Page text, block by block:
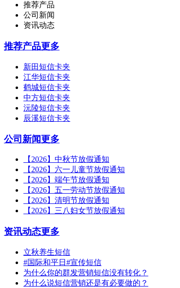
推荐产品
公司新闻
资讯动态
推荐产品更多
新田短信卡夹
江华短信卡夹
鹤城短信卡夹
中方短信卡夹
沅陵短信卡夹
辰溪短信卡夹
公司新闻更多
【2026】中秋节放假通知
【2026】六一儿童节放假通知
【2026】端午节放假通知
【2026】五一劳动节放假通知
【2026】清明节放假通知
【2026】三八妇女节放假通知
资讯动态更多
立秋养生短信
#国际和平日#宣传短信
为什么你的群发营销短信没有转化？
为什么说短信营销还是有必要做的？